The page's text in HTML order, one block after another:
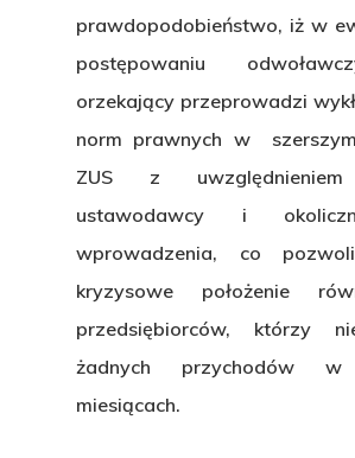
prawdopodobieństwo, iż w
postępowaniu
orzekający przeprowadzi
norm prawnych w
ZUS z uwzględnieniem
ustawodawcy i
wprowadzenia, co
kryzysowe położenie
przedsiębiorców, którzy
żadnych przychodów w
miesiącach.